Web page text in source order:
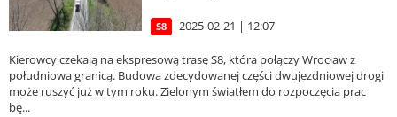
S8 2025-02-21 | 12:07
Kierowcy czekają na ekspresową trasę S8, która połączy Wrocław z
południowa granicą. Budowa zdecydowanej części dwujezdniowej drogi
może ruszyć już w tym roku. Zielonym światłem do rozpoczęcia prac
bę...